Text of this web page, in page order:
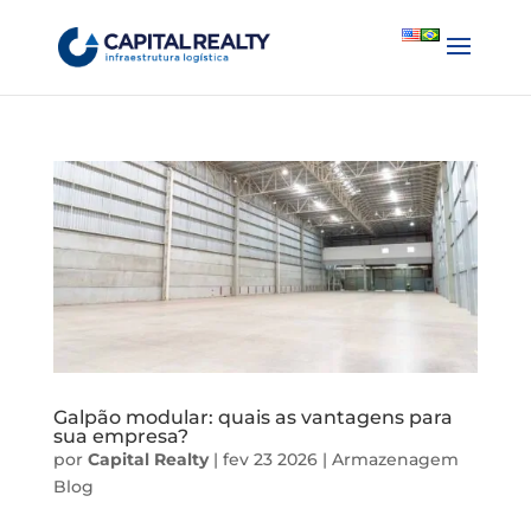
English
Português
Galpão modular: quais as vantagens para
sua empresa?
por Capital Realty| fev 23 2026| Armazenagem
Blog